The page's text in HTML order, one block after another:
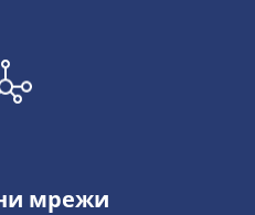
мрежи